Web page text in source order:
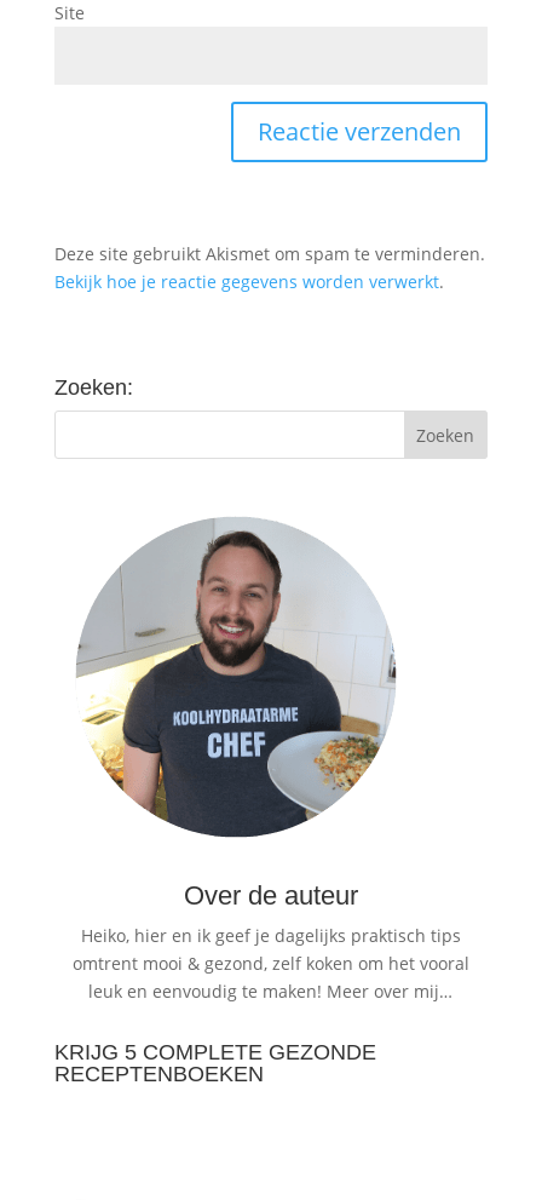
Site
Deze site gebruikt Akismet om spam te verminderen.
Bekijk hoe je reactie gegevens worden verwerkt.
Zoeken:
Over de auteur
Heiko, hier en ik geef je dagelijks praktisch tips
omtrent mooi & gezond, zelf koken om het vooral
leuk en eenvoudig te maken! Meer over mij…
KRIJG 5 COMPLETE GEZONDE
RECEPTENBOEKEN